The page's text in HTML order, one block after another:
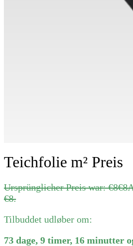
Teichfolie m² Preis
Ursprünglicher Preis war: €8€8
€8.
Tilbuddet udløber om:
73 dage, 9 timer, 16 minutter